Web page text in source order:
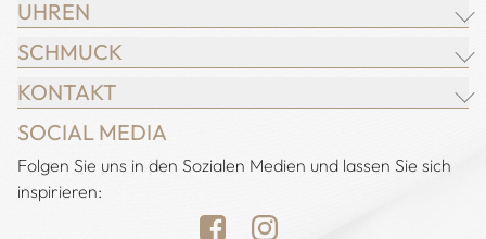
UHREN
BREITLING
CHOPARD
IWC SCHAFFHAUSEN
JACOB & CO.
LONGINES
SCHMUCK
JUWELIER CABOCHON
CHOPARD
DEMEGLIO
KONTAKT
Adresse:
Juwelier Cabochon
Alstertal EKZ, Heegbarg 31
SOCIAL MEDIA
Folgen Sie uns in den Sozialen Medien und lassen Sie sich
inspirieren: